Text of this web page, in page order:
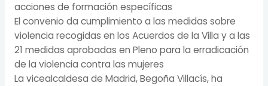
acciones de formación específicas
El convenio da cumplimiento a las medidas sobre
violencia recogidas en los Acuerdos de la Villa y a las
21 medidas aprobadas en Pleno para la erradicación
de la violencia contra las mujeres
La vicealcaldesa de Madrid, Begoña Villacís, ha